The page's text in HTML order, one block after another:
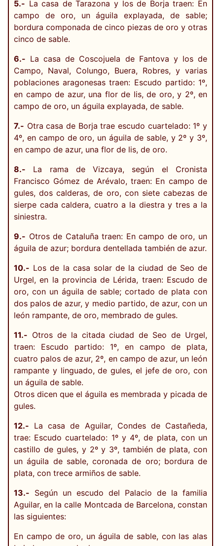
5.- La casa de Tarazona y los de Borja traen: En
campo de oro, un águila explayada, de sable;
bordura componada de cinco piezas de oro y otras
cinco de sable.
6.- La casa de Coscojuela de Fantova y los de
Campo, Naval, Colungo, Buera, Robres, y varias
poblaciones aragonesas traen: Escudo partido: 1º,
en campo de azur, una flor de lis, de oro, y 2º, en
campo de oro, un águila explayada, de sable.
7.- Otra casa de Borja trae escudo cuartelado: 1º y
4º, en campo de oro, un águila de sable, y 2º y 3º,
en campo de azur, una flor de lis, de oro.
8.- La rama de Vizcaya, según el Cronista
Francisco Gómez de Arévalo, traen: En campo de
gules, dos calderas, de oro, con siete cabezas de
sierpe cada caldera, cuatro a la diestra y tres a la
siniestra.
9.- Otros de Cataluña traen: En campo de oro, un
águila de azur; bordura dentellada también de azur.
10.- Los de la casa solar de la ciudad de Seo de
Urgel, en la provincia de Lérida, traen: Escudo de
oro, con un águila de sable; cortado de plata con
dos palos de azur, y medio partido, de azur, con un
león rampante, de oro, membrado de gules.
11.- Otros de la citada ciudad de Seo de Urgel,
traen: Escudo partido: 1º, en campo de plata,
cuatro palos de azur, 2º, en campo de azur, un león
rampante y linguado, de gules, el jefe de oro, con
un águila de sable.
Otros dicen que el águila es membrada y picada de
gules.
12.- La casa de Aguilar, Condes de Castañeda,
trae: Escudo cuartelado: 1º y 4º, de plata, con un
castillo de gules, y 2º y 3º, también de plata, con
un águila de sable, coronada de oro; bordura de
plata, con trece armiños de sable.
13.- Según un escudo del Palacio de la familia
Aguilar, en la calle Montcada de Barcelona, constan
las siguientes:
En campo de oro, un águila de sable, con las alas